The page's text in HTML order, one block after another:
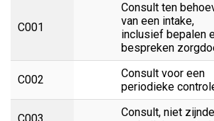
C001
Consult ten
van een intake,
inclusief bepalen
bespreken
C002
Consult voor een
periodieke
Consult, niet zijnde